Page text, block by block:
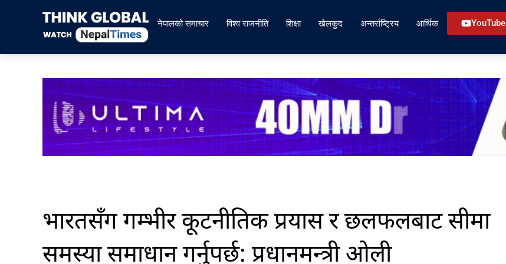
नेपालको समाचार विश्व राजनीति शिक्षा खेलकुद अन्तर्राष्ट्रिय आर्थिक YouTube
भारतसँग गम्भीर कूटनीतिक प्रयास र छलफलबाट सीमा
समस्या समाधान गर्नुपर्छ: प्रधानमन्त्री ओली